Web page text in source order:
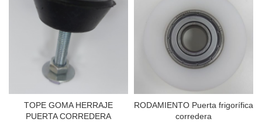
TOPE GOMA HERRAJE
PUERTA CORREDERA
RODAMIENTO Puerta frigorífica
corredera